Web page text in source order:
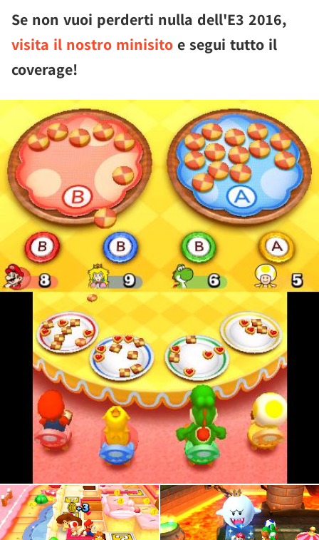
Se non vuoi perderti nulla dell'E3 2016,
visita il nostro minisito e segui tutto il
coverage!